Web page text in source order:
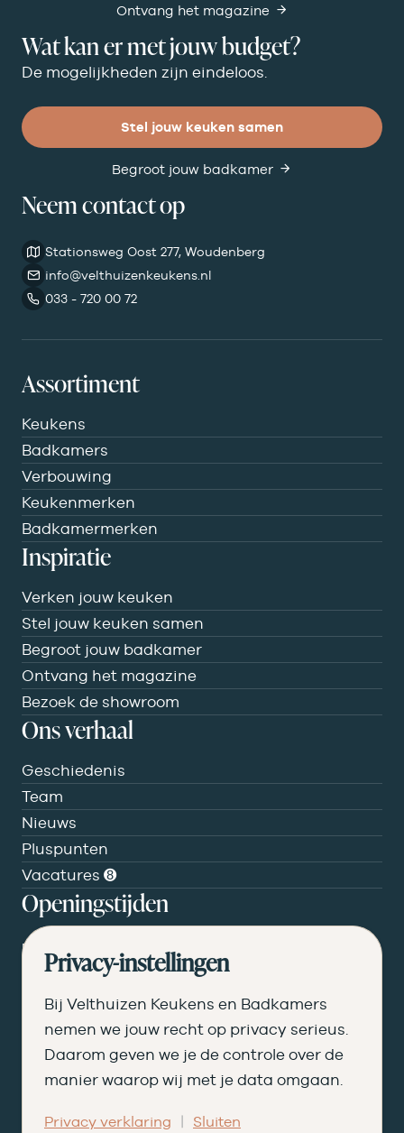
Ontvang het magazine
Wat kan er met jouw budget?
De mogelijkheden zijn eindeloos.
Stel jouw keuken samen
Begroot jouw badkamer
Neem contact op
Stationsweg Oost 277, Woudenberg
info@velthuizenkeukens.nl
033 - 720 00 72
Assortiment
Keukens
Badkamers
Verbouwing
Keukenmerken
Badkamermerken
Inspiratie
Verken jouw keuken
Stel jouw keuken samen
Begroot jouw badkamer
Ontvang het magazine
Bezoek de showroom
Ons verhaal
Geschiedenis
Team
Nieuws
Pluspunten
Vacatures ➑
Openingstijden
DI 09.00 tot 17.30
09.00 tot 17.30
09.00 tot 20.00
Privacy-instellingen
Bij Velthuizen Keukens en Badkamers
nemen we jouw recht op privacy serieus.
Daarom geven we je de controle over de
manier waarop wij met je data omgaan.
Privacy verklaring | Sluiten